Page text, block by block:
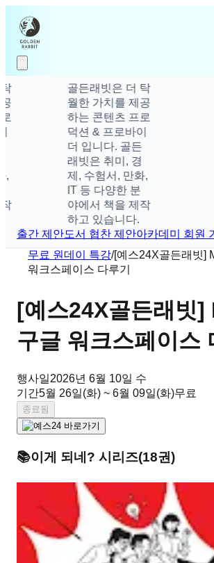
골든래빗은 더 탁
월한 가치를 제공
하는 콘텐츠 프로
덕션 & 프로바이
더 입니다. 골든
래빗은 취미, 경
제, 수험서, 만화,
IT 등 다양한 분
야에서 책을 제작
하고 있습니다.
출간 제안도서 협찬 제안아카데미 회원
무료 원데이 특강/[예스24X골든래빗]
워크스페이스 다루기
[예스24X골든래빗]
구글 워크스페이스
행사일2026년 6월 10일 수
기간5월 26일(화) ~ 6월 09일(화)무료
종료됨
📚이게 되네? 시리즈(18권)